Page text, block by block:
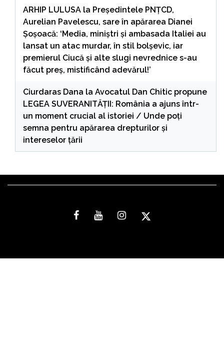
ARHIP LULUSA la Președintele PNȚCD,
Aurelian Pavelescu, sare în apărarea Dianei
Șoșoacă: ‘Media, miniștri și ambasada Italiei au
lansat un atac murdar, în stil bolșevic, iar
premierul Ciucă și alte slugi nevrednice s-au
făcut preș, mistificând adevărul!’
Ciurdaras Dana la Avocatul Dan Chitic propune
LEGEA SUVERANITĂȚII: România a ajuns într-
un moment crucial al istoriei / Unde poți
semna pentru apărarea drepturilor și
intereselor țării